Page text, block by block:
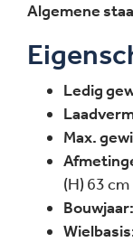
Algemene
Ledig
Max.
(H) 63 cm
Bouwjaar: